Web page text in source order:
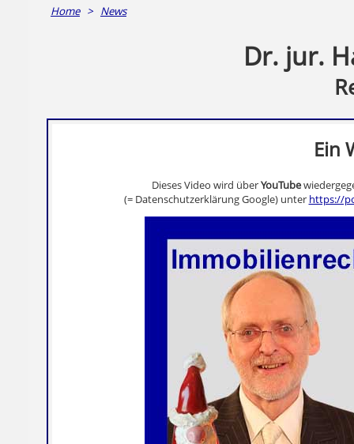
Home> News
Dr. jur.
Ein
Dieses Video wird überYouTube
(= Datenschutzerklärung Google) unter https://